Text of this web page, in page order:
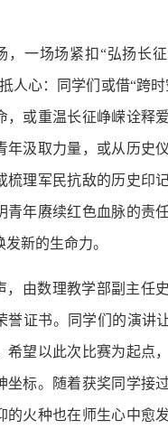
，一场场紧扣“弘扬长
人心：同学们或借“跨
，或重温长征峥嵘诠释
年汲取力量，或从历史
梳理军民抗敌的历史印
青年赓续红色血脉的责
新的生命力。
，由数理教学部副主任
誉证书。同学们的演讲
希望以此次比赛为起点
坐标。随着获奖同学接
的火种也在师生心中愈